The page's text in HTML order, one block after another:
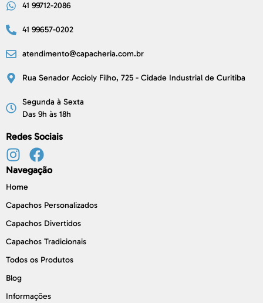
41 99712-2086
41 99657-0202
atendimento@capacheria.com.br
Rua Senador Accioly Filho, 725 - Cidade Industrial de Curitiba
Segunda à Sexta
Das 9h às 18h
Redes Sociais
Navegação
Home
Capachos Personalizados
Capachos Divertidos
Capachos Tradicionais
Todos os Produtos
Blog
Informações